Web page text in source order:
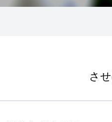
さ